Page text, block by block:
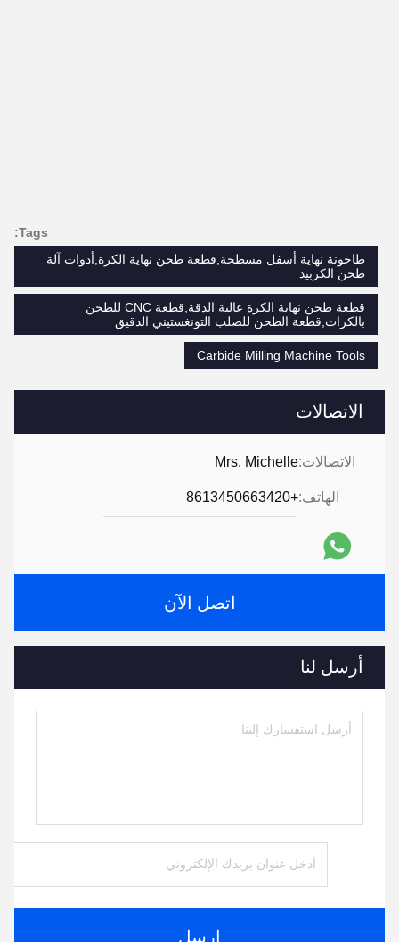
الاتصالات
الاتصالات:Mrs. Michelle
الهاتف:+8613450663420
اتصل الآن
أرسل لنا
ارسل
Tags:
طاحونة نهاية أسفل مسطحة,قطعة طحن نهاية الكرة,أدوات آلة
طحن الكربيد
قطعة طحن نهاية الكرة عالية الدقة,قطعة CNC للطحن
بالكرات,قطعة الطحن للصلب التونغستيني الدقيق
Carbide Milling Machine Tools